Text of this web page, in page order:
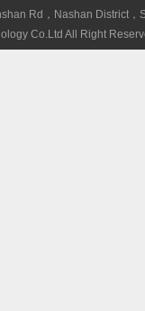
Rd，Nashan District
Co.Ltd All Right